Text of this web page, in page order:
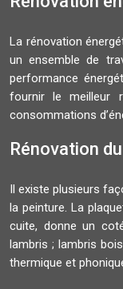
La rénovation
un ensemble de
performance
fournir le meilleur
consommations
Rénovation
Il existe plusieurs
la peinture. La
cuite, donne un
lambris ; lambris
thermique et